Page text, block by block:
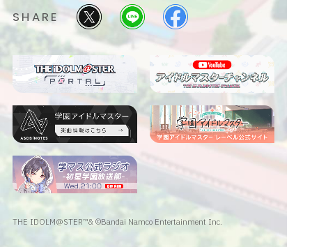
SHARE
THE IDOLM@STER™& ©Bandai Namco Entertainment Inc.